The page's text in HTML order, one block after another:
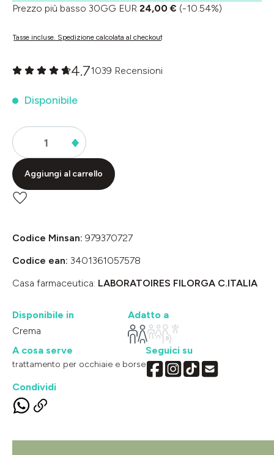
Prezzo più basso 30GG EUR 24,00 € (-10.54%)
Tasse incluse. Spedizione calcolata al checkout
4.71039 Recensioni
Disponibile
Aggiungi al carrello
Codice Minsan: 979370727
Codice ean: 3401361057578
Casa farmaceutica: LABORATOIRES FILORGA C.ITALIA
Disponibile in
Crema
Adatto a
A cosa serve
trattamento per occhiaie e borse
Seguici su
Condividi